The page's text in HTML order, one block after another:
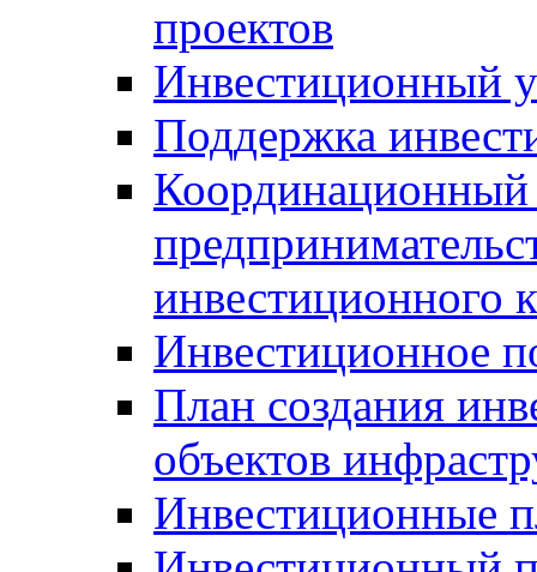
проектов
Инвестиционный
Поддержка
Координационный
инвестиционного
Инвестиционное
План создания
объектов
Инвестиционные